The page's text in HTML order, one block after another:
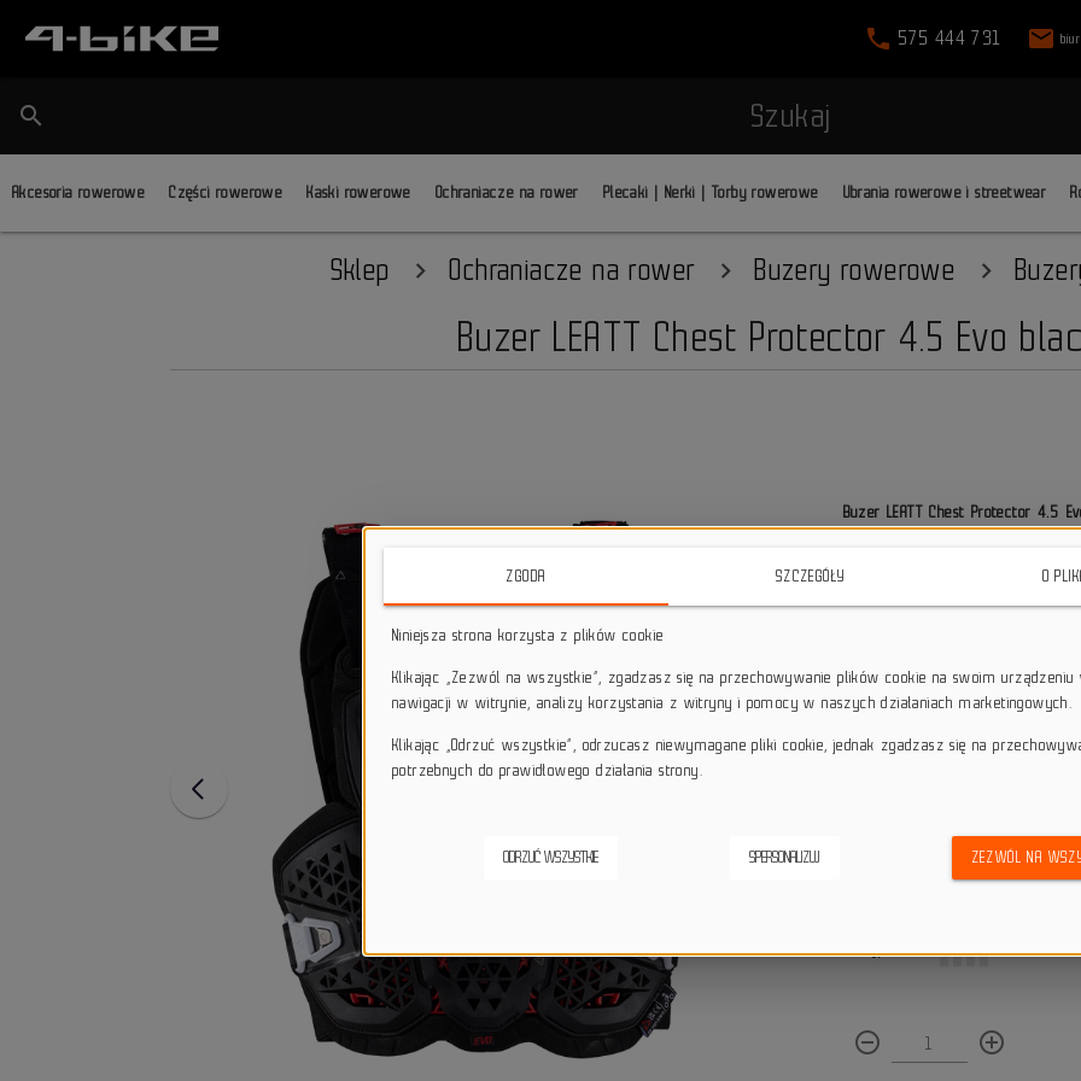
phone 575 444 731 mail
search Szukaj
Akcesoria rowerowe Części rowerowe Kaski rowerowe Ochraniacze na rower Plecaki | Nerki | Torby rowerowe Ubrania rowerowe i streetwear
Sklep Ochraniacze na rower Buzery rowerowe
Buzer LEATT Chest Protector 4.5 Evo
Buzer LEATT Chest Protector 4.5
przeznaczony do jazdy
elastycznym systemem
EVO jest aż o 50% lepiej
co przekłada się na większy
star_borderstar_borderstar_borderstar_borderstar_border
local_shipping Darmowa dostawa przy
Wygodne płatności
remove_circle_outline add_circle_outline
ZGODA SZCZEGÓŁY O
Niniejsza strona korzysta z plików cookie
Klikając „Zezwól na wszystkie”, zgadzasz się na przechowywanie plików cookie na swoim urządzeniu
nawigacji w witrynie, analizy korzystania z witryny i pomocy w naszych działaniach marketingowych.
Klikając „Odrzuć wszystkie”, odrzucasz niewymagane pliki cookie, jednak zgadzasz się na
potrzebnych do prawidłowego działania strony.
ODRZUĆ WSZYSTKIE SPERSONALIZUJ ZEZWÓL NA